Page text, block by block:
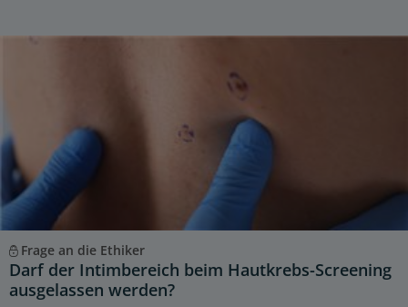
Frage an die Ethiker
Darf der Intimbereich beim Hautkrebs-Screening
ausgelassen werden?